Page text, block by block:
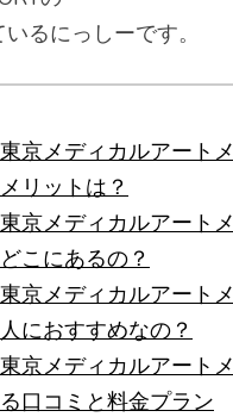
るにっしーです。
京メディカルアートメ
リットは？
京メディカルアートメ
こにあるの？
京メディカルアートメ
におすすめなの？
京メディカルアートメ
口コミと料金プラン